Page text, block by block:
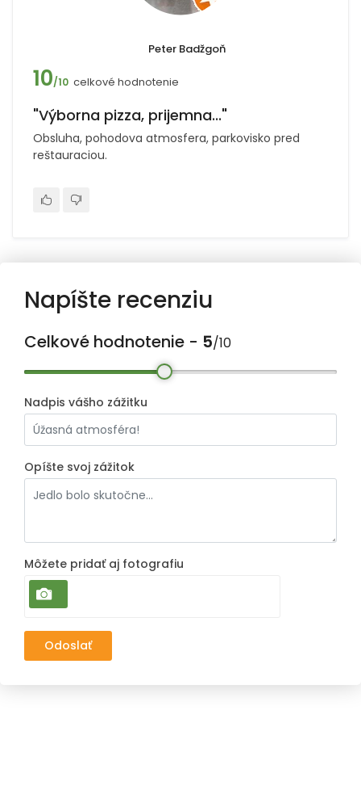
Peter Badžgoň
10/10 celkové hodnotenie
"Výborna pizza, prijemna..."
Obsluha, pohodova atmosfera, parkovisko pred
reštauraciou.
Napíšte recenziu
Celkové hodnotenie - 5/10
Nadpis vášho zážitku
Opíšte svoj zážitok
Môžete pridať aj fotografiu
Odoslať